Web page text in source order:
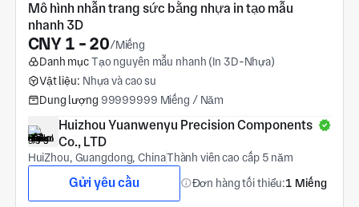
Mô hình nhẫn trang sức bằng nhựa in tạo mẫu
nhanh 3D
CNY 1 - 20/Miếng
Danh mụcTạo nguyên mẫu nhanh (In 3D-Nhựa)
Vật liệu: Nhựa và cao su
Dung lượng 99999999 Miếng / Năm
Huizhou Yuanwenyu Precision Components
Co., LTD
HuiZhou, Guangdong, ChinaThành viên cao cấp 5 năm
Gửi yêu cầu Đơn hàng tối thiểu:1 Miếng